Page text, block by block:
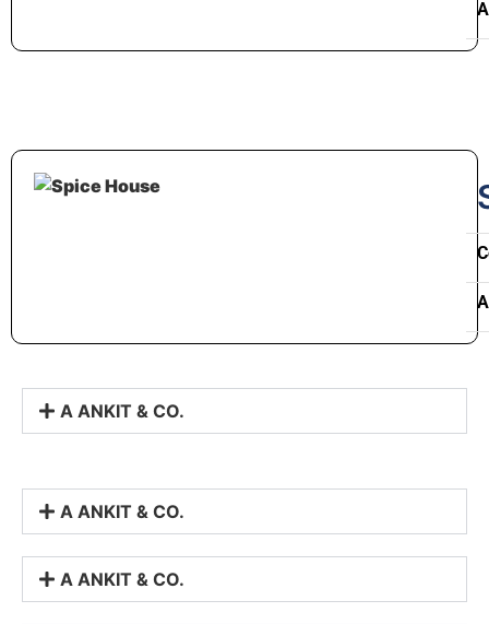
A ANKIT & CO.
A ANKIT & CO.
A ANKIT & CO.